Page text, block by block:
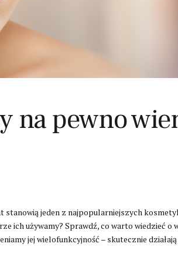
na pewno
stanowią jeden z najpopularniejszych
ich używamy? Sprawdź, co warto wiedzieć o
jej wielofunkcyjność – skutecznie